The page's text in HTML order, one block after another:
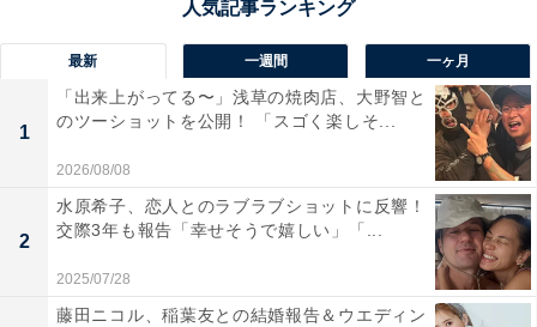
最新 一週間 一ヶ月
1
「出来上がってる〜」浅草の焼肉店、大野智と
のツーショットを公開！ 「スゴく楽しそ...
2026/08/08
2
水原希子、恋人とのラブラブショットに反響！
交際3年も報告「幸せそうで嬉しい」「...
2025/07/28
藤田ニコル、稲葉友との結婚報告＆ウエディン